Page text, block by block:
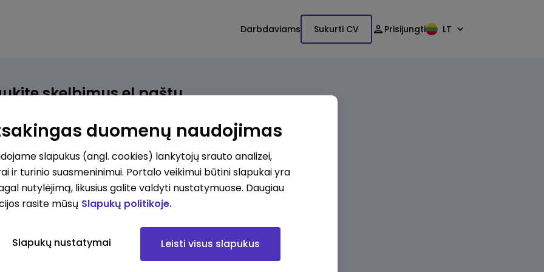
Darbdaviams Sukurti CV Prisijungti LT
skelbimus el.paštu
atsiras, iš karto gausite jį el. paštu.
ieškote darbo?*
Pridėti naują
Kokios srities darbo pasiūlymai jus domina?
Pridėti naują
duomenų naudojimas
slapukus (angl. cookies) lankytojų srauto analizei,
ir turinio suasmeninimui. Portalo veikimui būtini slapukai yra
nutylėjimą, likusius galite valdyti nustatymuose. Daugiau
rasite mūsų Slapukų politikoje.
Slapukų nustatymai Leisti visus slapukus